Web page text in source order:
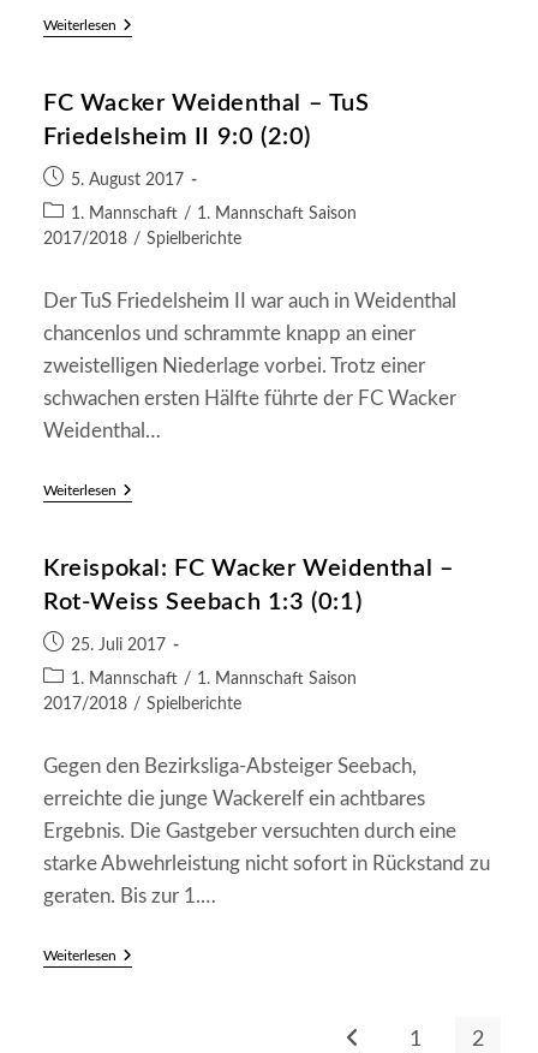
WeiterlesenFC
SV
Kirrweiler
(1:1)
FC Wacker Weidenthal – TuS
Friedelsheim II 9:0 (2:0)
Beitrag
veröffentlicht:
5. August 2017
Beitrags-
Kategorie:
1. Mannschaft / 1. Mannschaft Saison
2017/2018 / Spielberichte
Der TuS Friedelsheim II war auch in Weidenthal
chancenlos und schrammte knapp an einer
zweistelligen Niederlage vorbei. Trotz einer
schwachen ersten Hälfte führte der FC Wacker
Weidenthal…
WeiterlesenFC
TuS
II
(2:0)
Kreispokal: FC Wacker Weidenthal –
Rot-Weiss Seebach 1:3 (0:1)
Beitrag
veröffentlicht:
25. Juli 2017
Beitrags-
Kategorie:
1. Mannschaft / 1. Mannschaft Saison
2017/2018 / Spielberichte
Gegen den Bezirksliga-Absteiger Seebach,
erreichte die junge Wackerelf ein achtbares
Ergebnis. Die Gastgeber versuchten durch eine
starke Abwehrleistung nicht sofort in Rückstand zu
geraten. Bis zur 1.…
WeiterlesenKreispokal:
Zur vorherigen Seite
1 2